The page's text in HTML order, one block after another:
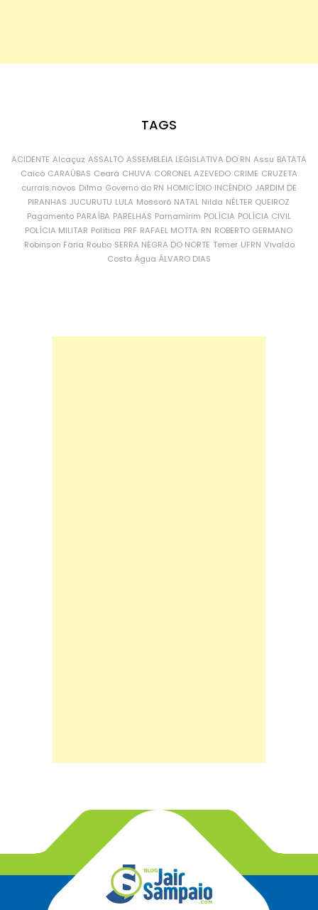
TAGS
ACIDENTE Alcaçuz ASSALTO ASSEMBLEIA LEGISLATIVA DO RN Assu BATATA
Caicó CARAÚBAS Ceará CHUVA CORONEL AZEVEDO CRIME CRUZETA
currais novos Dilma Governo do RN HOMICÍDIO INCÊNDIO JARDIM DE
PIRANHAS JUCURUTU LULA Mossoró NATAL Nilda NÉLTER QUEIROZ
Pagamento PARAÍBA PARELHAS Parnamirim POLÍCIA POLÍCIA CIVIL
POLÍCIA MILITAR Política PRF RAFAEL MOTTA RN ROBERTO GERMANO
Robinson Faria Roubo SERRA NEGRA DO NORTE Temer UFRN Vivaldo
Costa Água ÁLVARO DIAS